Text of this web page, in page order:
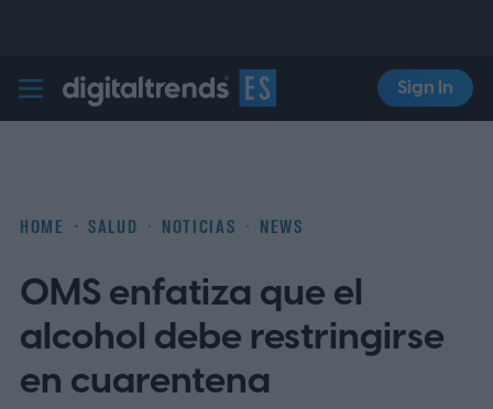
Digital Trends Español
Sign In
HOME SALUD NOTICIAS NEWS
OMS enfatiza que el
alcohol debe restringirse
en cuarentena